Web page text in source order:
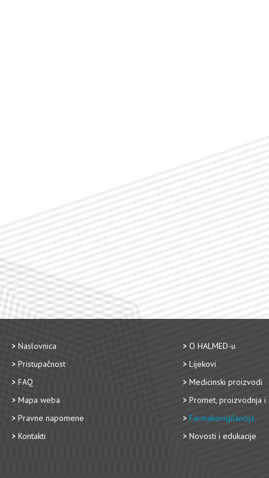
Naslovnica
Pristupačnost
FAQ
Mapa weba
Pravne napomene
Kontakti
O HALMED-u
Lijekovi
Medicinski proizvodi
Promet, proizvodnja i
Farmakovigilancija
Novosti i edukacije